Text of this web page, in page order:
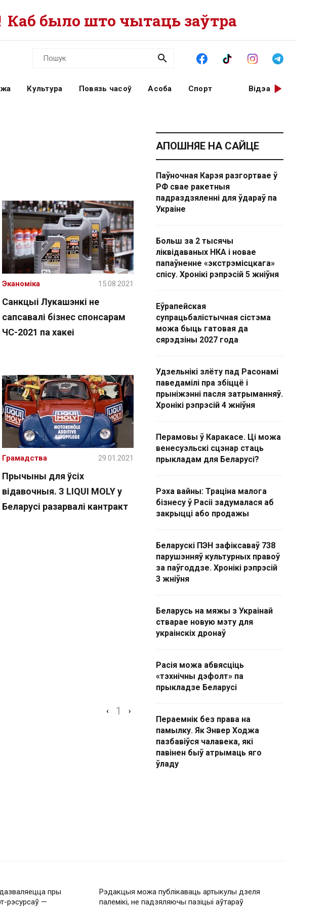
Каб было што чытаць заўтра
Культура Повязь часоў Асоба Спорт Відэа
Санкцыі Лукашэнкі не
сапсавалі бізнес спонсарам
ЧС-2021 па хакеі
Эканоміка 15.08.2021
Прычыны для ўсіх
відавочныя. З LIQUI MOLY у
Беларусі разарвалі кантракт
Грамадства 29.01.2021
‹ 1 ›
АПОШНЯЕ НА САЙЦЕ
Паўночная Карэя разгортвае ў
РФ свае ракетныя
падраздзяленні для ўдараў па
Украіне
Больш за 2 тысячы
ліквідаваных НКА і новае
папаўненне «экстрэмісцкага»
спісу. Хронікі рэпрэсій 5 жніўня
Еўрапейская
супрацьбалістычная сістэма
можа быць гатовая да
сярэдзіны 2027 года
Удзельнікі злёту пад Расонамі
паведамілі пра збіццё і
прыніжэнні пасля затрыманняў.
Хронікі рэпрэсій 4 жніўня
Перамовы ў Каракасе. Ці можа
венесуэльскі сцэнар стаць
прыкладам для Беларусі?
Рэха вайны: Траціна малога
бізнесу ў Расіі задумалася аб
закрыцці або продажы
Беларускі ПЭН зафіксаваў 738
парушэнняў культурных правоў
за паўгоддзе. Хронікі рэпрэсій
3 жніўня
Беларусь на мяжы з Украінай
стварае новую мэту для
украінскіх дронаў
Расія можа абвясціць
«тэхнічны дэфолт» па
прыкладзе Беларусі
Пераемнік без права на
памылку. Як Энвер Ходжа
пазбавіўся чалавека, які
павінен быў атрымаць яго
ўладу
пры
рэсурсаў —
Рэдакцыя можа публікаваць артыкулы дзеля
палемікі, не падзяляючы пазіцыі аўтараў